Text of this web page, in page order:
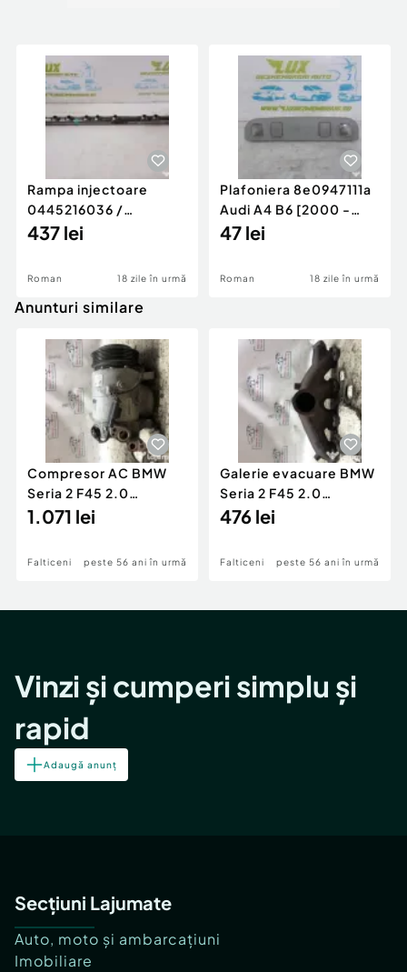
Rampa injectoare
0445216036 /
780542302 3.0 d 313
437 lei
Roman 18 zile în urmă
Plafoniera 8e0947111a
Audi A4 B6 [2000 -
2005]
47 lei
Roman 18 zile în urmă
Anunturi similare
Compresor AC BMW
Seria 2 F45 2.0
Motorina 2016
1.071 lei
Falticeni peste 56 ani în urmă
Galerie evacuare BMW
Seria 2 F45 2.0
Motorina 2016
476 lei
Falticeni peste 56 ani în urmă
Vinzi și cumperi simplu și
rapid
Adaugă anunț
Secțiuni Lajumate
Auto, moto și ambarcațiuni
Imobiliare